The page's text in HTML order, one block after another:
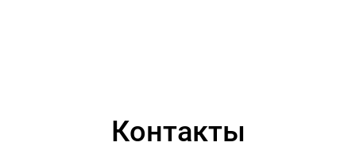
Контакты